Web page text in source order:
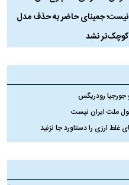
نیست؛ جمینای حاضر به حذف مدل
کوچک‌تر نشد
جورجیا رودریگس
ملت ایران نیست
ارزی را دستاورد جا نزنید